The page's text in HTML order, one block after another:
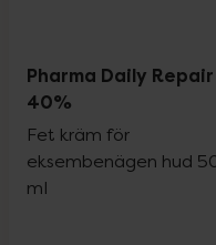
Pharma Daily Repair
40%
Fet kräm för
eksembenägen hud
ml